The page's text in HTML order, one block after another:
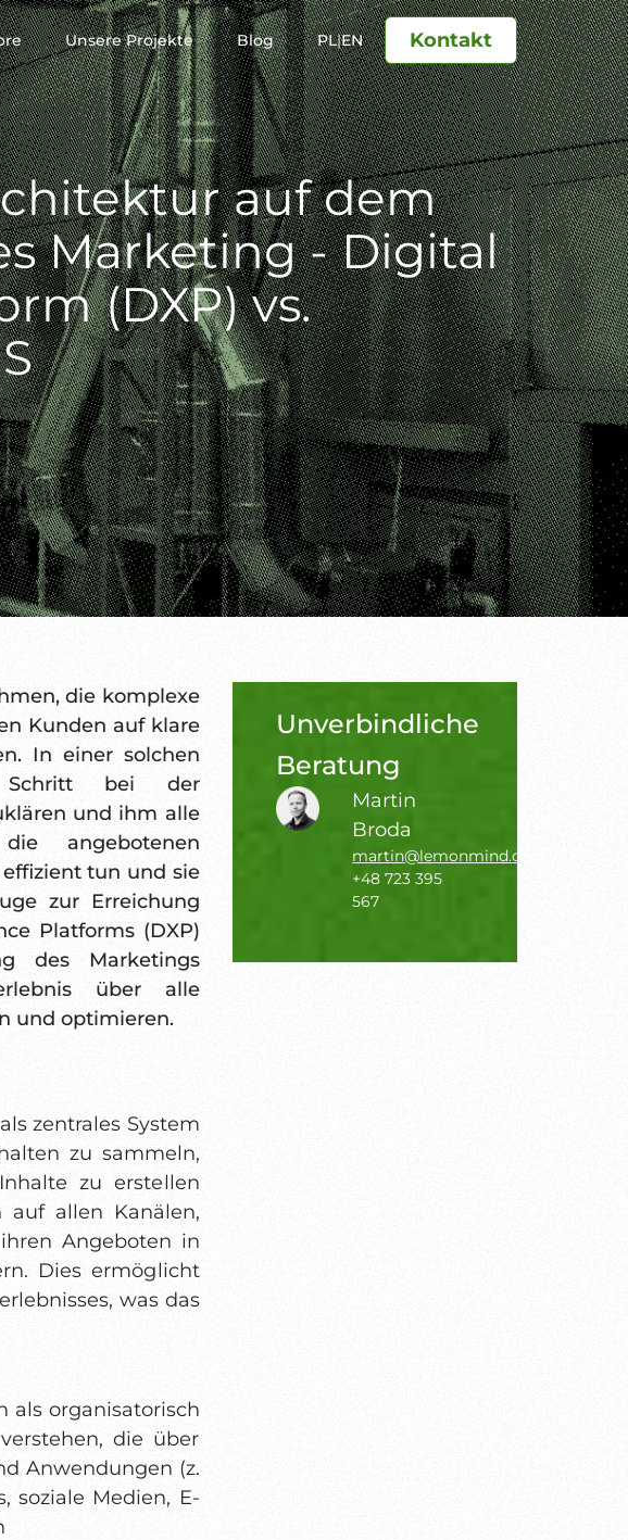
Unsere Projekte Blog PL|EN Kontakt
auf dem
Marketing - Digital
(DXP) vs.
die komplexe
Kunden auf klare
In einer solchen
Schritt bei der
und ihm alle
angebotenen
tun und sie
zur Erreichung
Platforms (DXP)
des Marketings
über alle
und optimieren.
Unverbindliche
Beratung
Martin
Broda
martin@lemonmind.com
+48 723 395
567
zentrales System
zu sammeln,
zu erstellen
auf allen Kanälen,
Angeboten in
Dies ermöglicht
was das
als organisatorisch
die über
Anwendungen (z.
soziale Medien, E-